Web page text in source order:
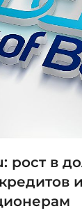
рост в